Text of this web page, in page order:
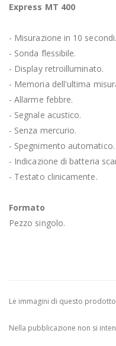
Express MT 400
- Misurazione in 10 secondi.
- Sonda flessibile.
- Display retroilluminato.
- Memoria dell'ultima
- Allarme febbre.
- Segnale acustico.
- Senza mercurio.
- Spegnimento automatico.
- Indicazione di batteria
- Testato clinicamente.
Formato
Pezzo singolo.
Le immagini di questo
Nella pubblicazione non si